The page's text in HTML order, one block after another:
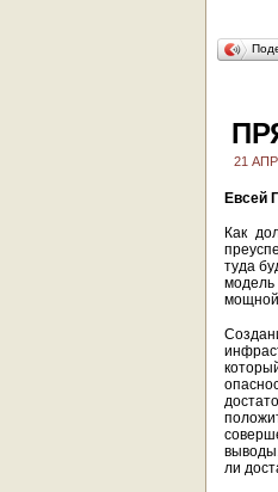
21
Евсей
Как
туда
модель
мощной
ли